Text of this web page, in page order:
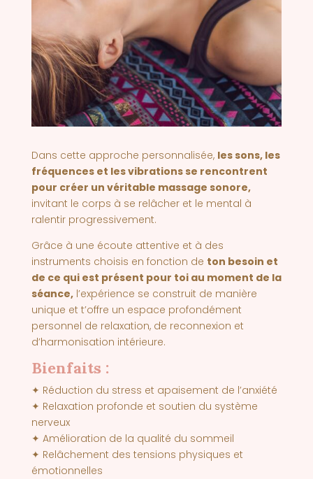
Dans cette approche personnalisée, les sons, les
fréquences et les vibrations se rencontrent
pour créer un véritable massage sonore,
invitant le corps à se relâcher et le mental à
ralentir progressivement.
Grâce à une écoute attentive et à des
instruments choisis en fonction de ton besoin et
de ce qui est présent pour toi au moment de la
séance,l’expérience se construit de manière
unique et t’offre un espace profondément
personnel de relaxation, de reconnexion et
d’harmonisation intérieure.
Bienfaits :
✦ Réduction du stress et apaisement de l’anxiété
✦ Relaxation profonde et soutien du système
nerveux
✦ Amélioration de la qualité du sommeil
✦ Relâchement des tensions physiques et
émotionnelles